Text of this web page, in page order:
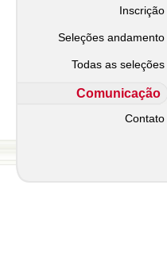
Inscrição
Seleções andamento
Todas as seleções
Comunicação
Contato